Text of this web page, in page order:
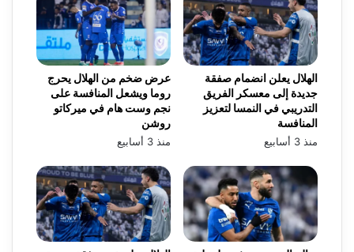
عرض ضخم من الهلال يحرج
روما ويشعل المنافسة على
نجم وست هام في ميركاتو
روشن
منذ 3 أسابيع
الهلال يعلن انضمام صفقة
جديدة إلى معسكر الفريق
التدريبي في النمسا لتعزيز
المنافسة
منذ 3 أسابيع